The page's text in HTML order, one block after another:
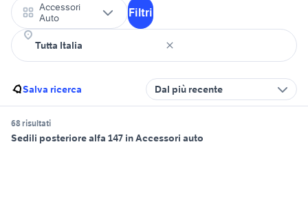
Accessori
Auto
Filtri
Salva ricerca Dal più recente
68 risultati
Sedili posteriore alfa 147 in Accessori auto